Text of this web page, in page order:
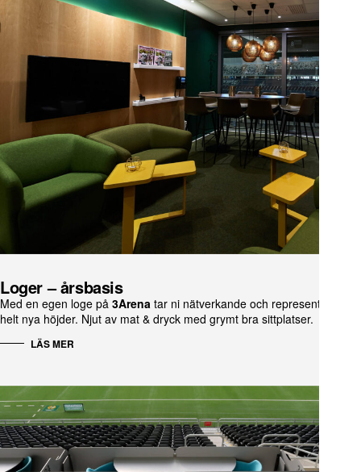
Loger – årsbasis
Med en egen loge på 3Arena tar ni nätverkande och representation till
helt nya höjder. Njut av mat & dryck med grymt bra sittplatser.
LÄS MER